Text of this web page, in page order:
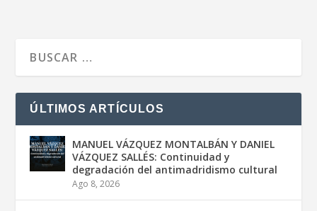
ÚLTIMOS ARTÍCULOS
MANUEL VÁZQUEZ MONTALBÁN Y DANIEL
VÁZQUEZ SALLÉS: Continuidad y
degradación del antimadridismo cultural
Ago 8, 2026